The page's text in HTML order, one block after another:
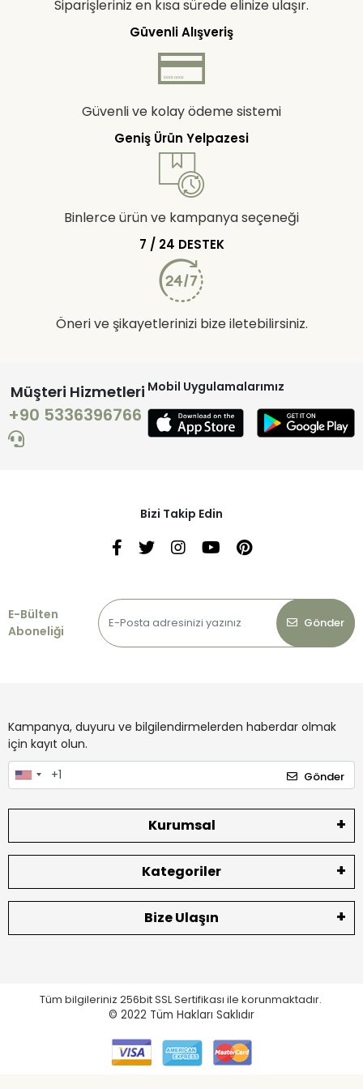
Siparişleriniz en kısa sürede elinize ulaşır.
Güvenli Alışveriş
Güvenli ve kolay ödeme sistemi
Geniş Ürün Yelpazesi
Binlerce ürün ve kampanya seçeneği
7 / 24 DESTEK
Öneri ve şikayetlerinizi bize iletebilirsiniz.
Müşteri Hizmetleri
+90 5336396766
Mobil Uygulamalarımız
Bizi Takip Edin
E-Bülten
Aboneliği
Gönder
Kampanya, duyuru ve bilgilendirmelerden haberdar olmak
için kayıt olun.
Gönder
Kurumsal
Kategoriler
Bize Ulaşın
Tüm bilgileriniz 256bit SSL Sertifikası ile korunmaktadır.
© 2022 Tüm Hakları Saklıdır